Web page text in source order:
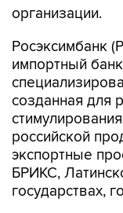
организации.
Росэксимбанк
импортный
созданная для
российской
экспортные
БРИКС,
государствах,